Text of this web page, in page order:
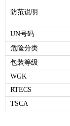
防范说明
UN号码
危险分类
包装等级
WGK
RTECS
TSCA